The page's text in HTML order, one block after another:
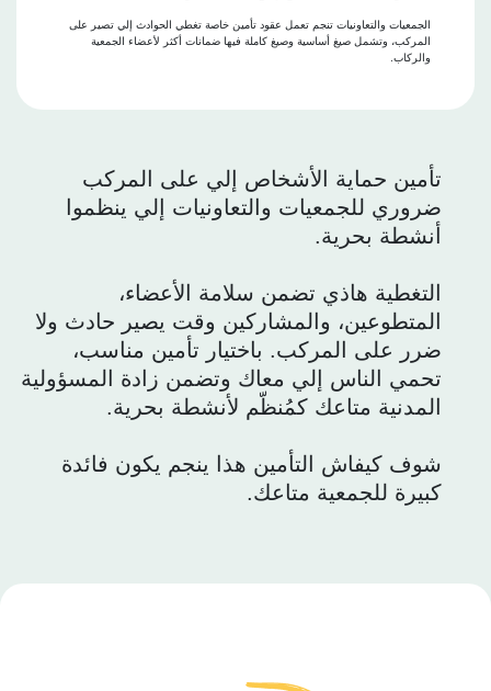
الجمعيات والتعاونيات تنجم تعمل عقود تأمين خاصة تغطي الحوادث إلي تصير على
المركب، وتشمل صيغ أساسية وصيغ كاملة فيها ضمانات أكثر لأعضاء الجمعية
والركاب.
تأمين حماية الأشخاص إلي على المركب
ضروري للجمعيات والتعاونيات إلي ينظموا
أنشطة بحرية.
التغطية هاذي تضمن سلامة الأعضاء،
المتطوعين، والمشاركين وقت يصير حادث ولا
ضرر على المركب. باختيار تأمين مناسب،
تحمي الناس إلي معاك وتضمن زادة المسؤولية
المدنية متاعك كمُنظّم لأنشطة بحرية.
شوف كيفاش التأمين هذا ينجم يكون فائدة
كبيرة للجمعية متاعك.